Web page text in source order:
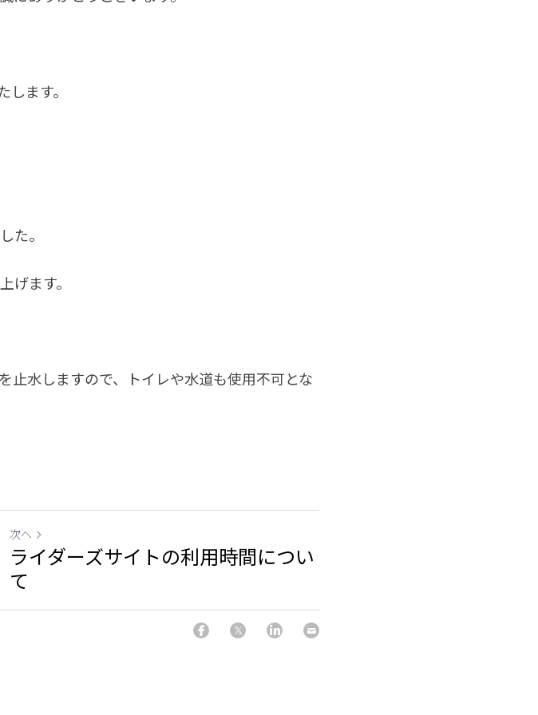
ます。
た。
げます。
水しますので、トイレや水道も使用不可とな
次へ
ライダーズサイトの利用時間につい
て